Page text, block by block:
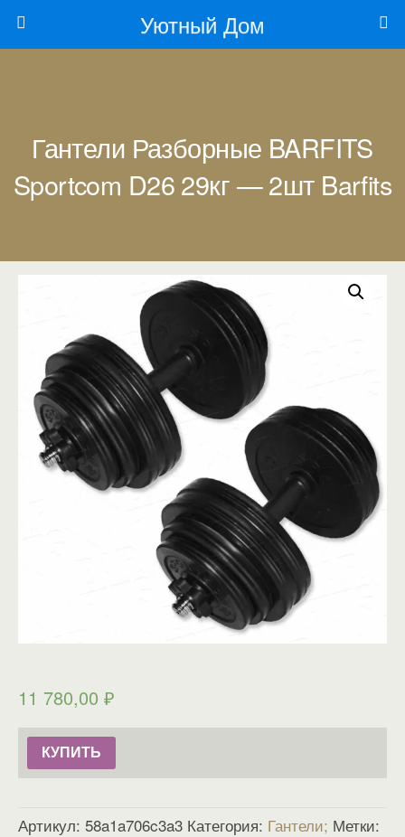
Уютный Дом
Гантели Разборные BARFITS
Sportcom D26 29кг — 2шт Barfits
11 780,00 ₽
КУПИТЬ
Артикул: 58a1a706c3a3 Категория: Гантели Метки: